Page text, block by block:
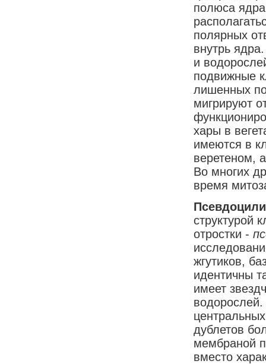
полюса
полярных
внутрь
и
подвижные
лишенных
мигрируют
хары в
имеются в
веретеном,
Во многих
время
структурой
отростки - пс
жгутиков,
идентичны
имеет
дублетов
мембраной
вместо